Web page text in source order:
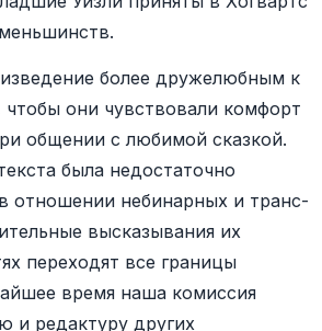
более дружелюбным к
чтобы они чувствовали комфорт
общении с любимой сказкой.
была недостаточно
отношении небинарных и транс-
высказывания их
переходят все границы
время наша комиссия
и редактуру других